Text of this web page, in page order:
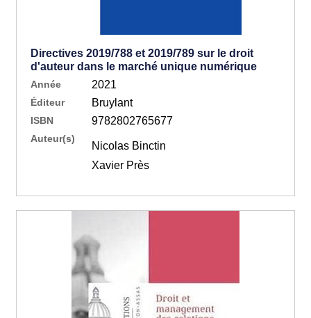
Directives 2019/788 et 2019/789 sur le droit
d'auteur dans le marché unique numérique
Année 2021
Éditeur Bruylant
ISBN 9782802765677
Auteur(s)
Nicolas Binctin
Xavier Près